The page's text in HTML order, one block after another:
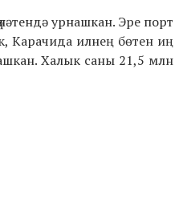
урнашкан. Эре порт
Карачида илнең бөтен иң
Халык саны 21,5 млн